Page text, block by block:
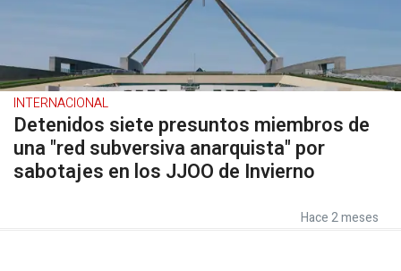
INTERNACIONAL
Detenidos siete presuntos miembros de
una "red subversiva anarquista" por
sabotajes en los JJOO de Invierno
Hace 2 meses